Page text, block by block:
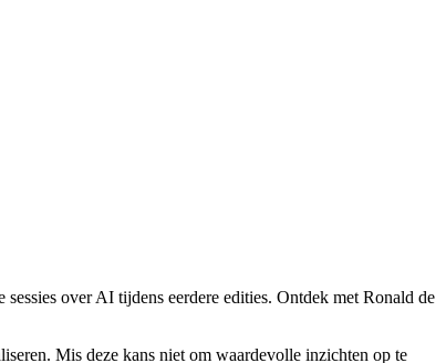
over AI tijdens eerdere edities. Ontdek met Ronald de
Mis deze kans niet om waardevolle inzichten op te